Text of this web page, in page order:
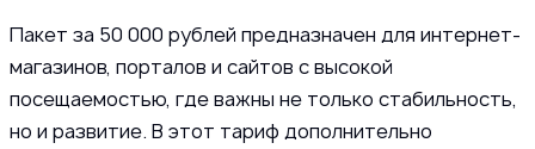
Пакет за 50 000 рублей предназначен для интернет-
магазинов, порталов и сайтов с высокой
посещаемостью, где важны не только стабильность,
но и развитие. В этот тариф дополнительно